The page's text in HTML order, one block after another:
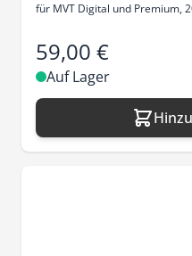
für MVT Digital und Premium,
59,00 €
Auf Lager